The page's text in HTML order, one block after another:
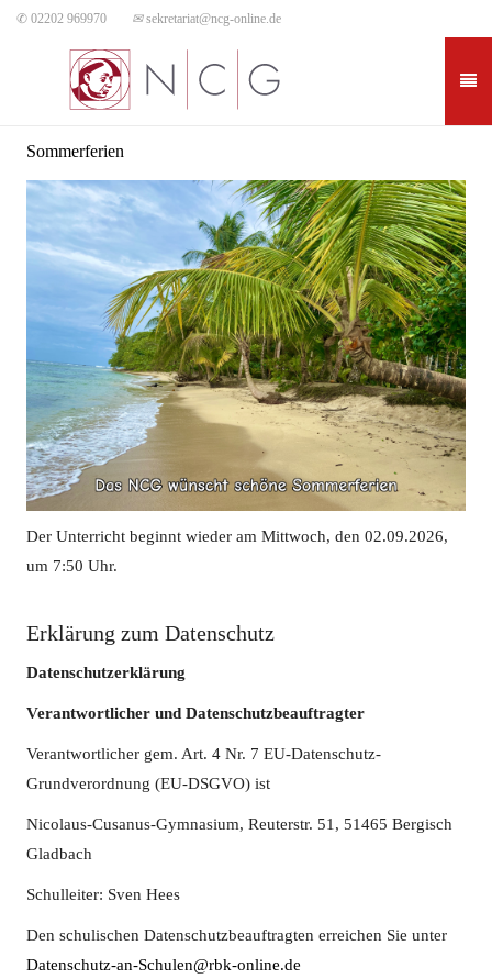
✆ 02202 969970 ✉sekretariat@ncg-online.de
Sommerferien
Der Unterricht beginnt wieder am Mittwoch, den 02.09.2026,
um 7:50 Uhr.
Erklärung zum Datenschutz
Datenschutzerklärung
Verantwortlicher und Datenschutzbeauftragter
Verantwortlicher gem. Art. 4 Nr. 7 EU-Datenschutz-
Grundverordnung (EU-DSGVO) ist
Nicolaus-Cusanus-Gymnasium, Reuterstr. 51, 51465 Bergisch
Gladbach
Schulleiter: Sven Hees
Den schulischen Datenschutzbeauftragten erreichen Sie unter
Datenschutz-an-Schulen@rbk-online.de